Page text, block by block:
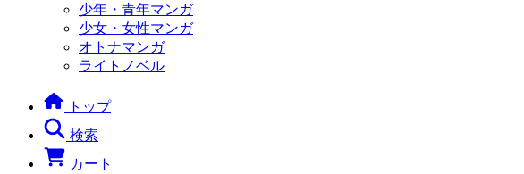
少年・青年マンガ
少女・女性マンガ
オトナマンガ
ライトノベル
トップ
検索
カート